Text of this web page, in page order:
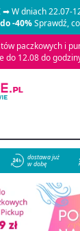
➡ W dniach 22.07-
-40%Sprawdź,
paczkowych i
do 12.08 do
dostawa już
w dobę